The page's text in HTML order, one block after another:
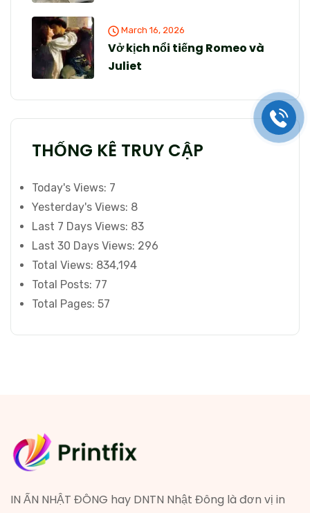
March 16, 2026
Vở kịch nổi tiếng Romeo và
Juliet
THỐNG KÊ TRUY CẬP
Today's Views: 7
Yesterday's Views: 8
Last 7 Days Views: 83
Last 30 Days Views: 296
Total Views: 834,194
Total Posts: 77
Total Pages: 57
IN ẤN NHẬT ĐÔNG hay DNTN Nhật Đông là đơn vị in